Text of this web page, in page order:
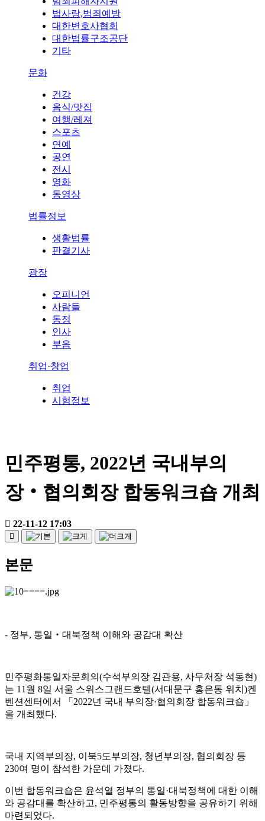
법사랑,범죄예방
대한변호사협회
대한법률구조공단
기타
문화
건강
음식/맛집
여행/레져
스포츠
연예
공연
전시
영화
동영상
법률정보
생활법률
판결기사
광장
오피니언
사람들
동정
인사
부음
취업·창업
취업
시험정보
민주평통, 2022년 국내부의
장‧협의회장 합동워크숍 개최
22-11-12 17:03
본문
- 정부, 통일 ‧ 대북정책 이해와 공감대 확산
민주평화통일자문회의 (수석부의장 김관용, 사무처장 석동현)
는 11 월 8일 서울 스위스그랜드호텔(서대문구 홍은동 위치 )켄
벤션센터에서
「 2022년 국내 부의장·협의회장 합동워크숍 」
을 개최했다.
국내 지역부의장, 이북5도부의장, 청년부의장, 협의회장 등
230여 명이 참석한 가운데 가졌다.
이번 합동워크숍은 윤석열 정부의 통일·대북정책에 대한 이해
와 공감대를 확산하고, 민주평통의 활동방향을 공유하기 위해
마련되었다.